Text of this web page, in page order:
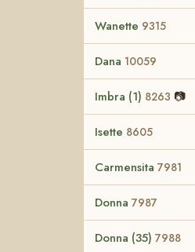
Wanette 9315
Dana 10059
Imbra (1) 8263 📷
Isette 8605
Carmensita 7981
Donna 7987
Donna (35) 7988